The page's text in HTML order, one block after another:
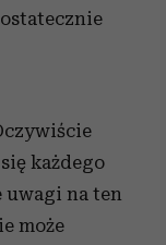
każdego
uwagi na ten
może